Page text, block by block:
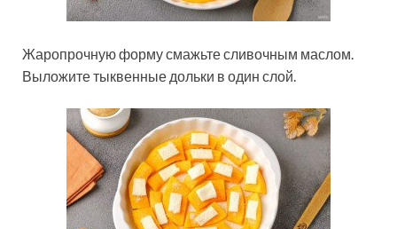
Жаропрочную форму смажьте сливочным маслом.
Выложите тыквенные дольки в один слой.